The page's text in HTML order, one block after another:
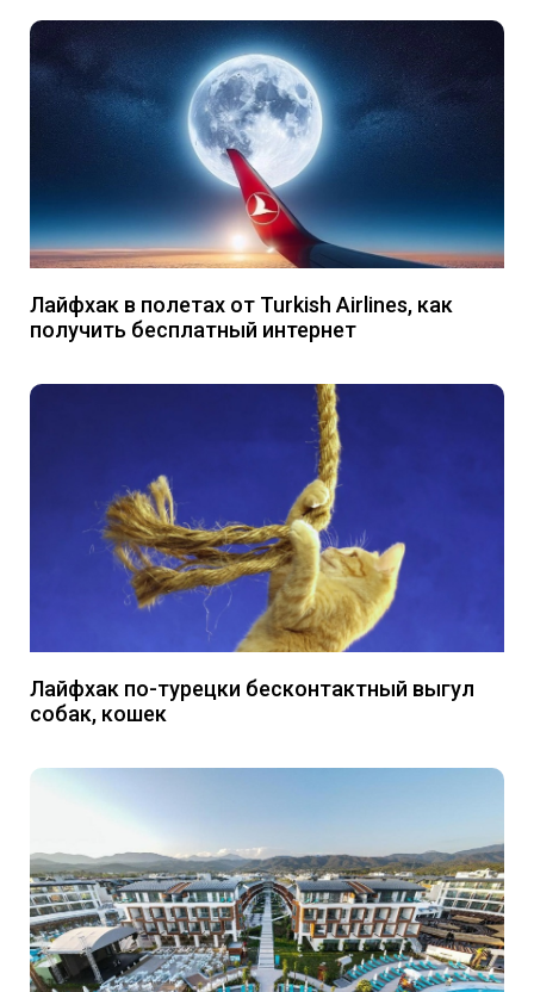
Лайфхак в полетах от Turkish Airlines, как
получить бесплатный интернет
Лайфхак по-турецки бесконтактный выгул
собак, кошек